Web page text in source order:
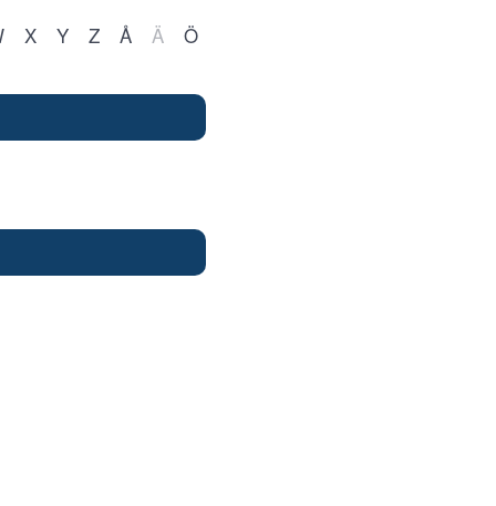
X Y Z Å Ä Ö